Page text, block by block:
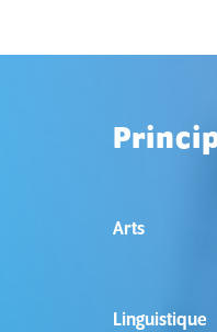
Arts
Linguistique